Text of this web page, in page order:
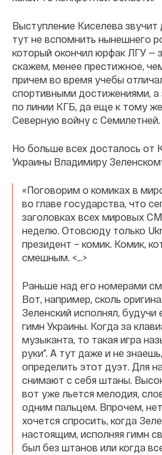
Выступление Киселева звучит
тут не вспомнить нынешнего
который окончил юрфак ЛГУ —
скажем, менее престижное,
причем во время учебы
спортивными достижениями, а
по линии КГБ, да еще к тому
Северную войну с Семилетней.
Но больше всех досталось от
Украины Владимиру
«Поговорим о комиках в
во главе государства, что
заголовках всех мировых
неделю. Отовсюду только
президент – комик. Комик,
смешным. <…>
Раньше над его номерами
Вот, например, сколь
Зеленский исполнял,
гимн Украины. Когда за
музыканта, то такая игра
руки”. А тут даже и не
определить этот дуэт. Для
снимают с себя штаны.
вот уже льется мелодия,
одним пальцем. Впрочем,
хочется спросить, когда
настоящим, исполняя гимн
был без штанов или когда